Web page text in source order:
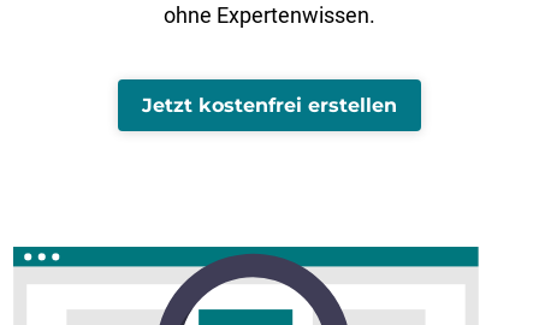
ohne Expertenwissen.
Jetzt kostenfrei erstellen